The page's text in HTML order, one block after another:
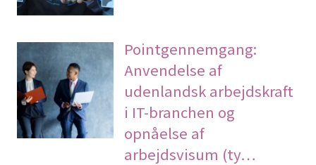
Pointgennemgang:
Anvendelse af
udenlandsk arbejdskraft
i IT-branchen og
opnåelse af
arbejdsvisum (ty…